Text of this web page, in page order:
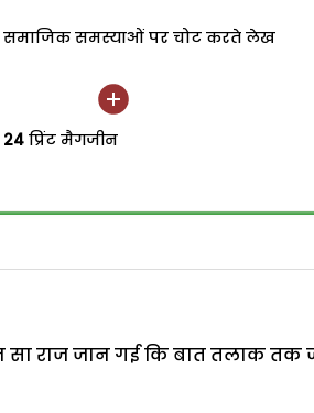
समाजिक समस्याओं पर चोट करते लेख
24 प्रिंट मैगजीन
सा राज जान गई कि बात तलाक तक